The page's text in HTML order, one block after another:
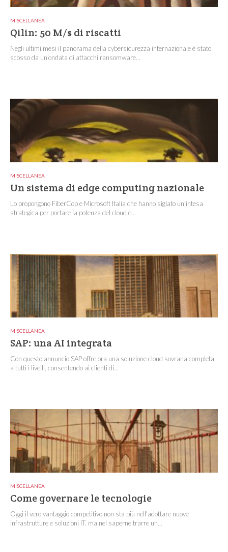
MISCELLANEA
Qilin: 50 M/$ di riscatti
Negli ultimi mesi il panorama della cybersicurezza internazionale è stato
scosso da un’ondata di attacchi ransomware...
MISCELLANEA
Un sistema di edge computing nazionale
Lo propongono FiberCop e Microsoft Italia che hanno siglato un’intesa
strategica per portare la potenza del cloud e...
MISCELLANEA
SAP: una AI integrata
Con questo annuncio SAP offre ora una soluzione cloud sovrana completa
a tutti i livelli, consentendo ai clienti di...
MISCELLANEA
Come governare le tecnologie
Oggi il vero vantaggio competitivo non sta più nell'adottare nuove
infrastrutture e soluzioni IT, ma nel saperne trarre un...